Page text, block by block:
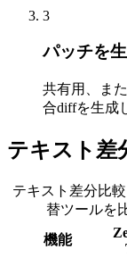
3
パッチを
共有用、ま
合diffを生成
テキスト差
テキスト差分比
替ツールを
機能